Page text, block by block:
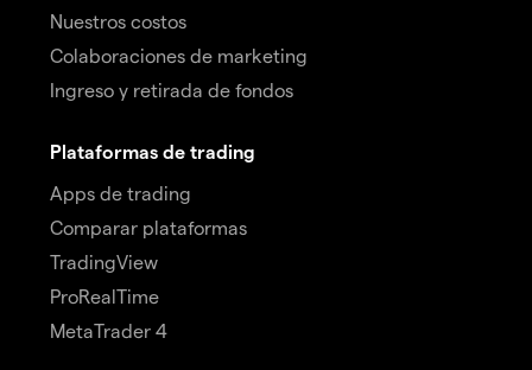
Nuestros costos
Colaboraciones de marketing
Ingreso y retirada de fondos
Plataformas de trading
Apps de trading
Comparar plataformas
TradingView
ProRealTime
MetaTrader 4